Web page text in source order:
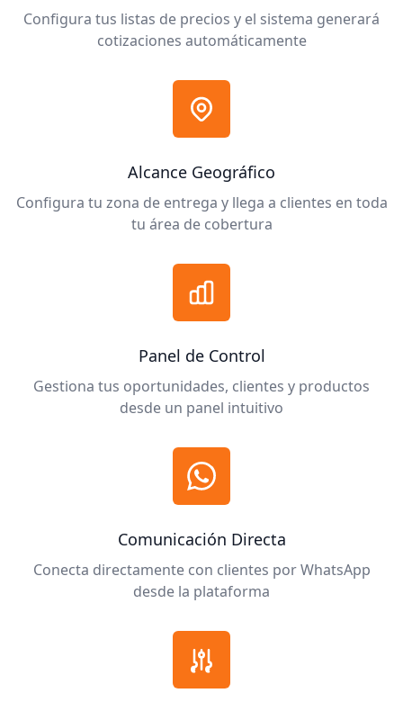
Configura tus listas de precios y el sistema generará
cotizaciones automáticamente
Alcance Geográfico
Configura tu zona de entrega y llega a clientes en toda
tu área de cobertura
Panel de Control
Gestiona tus oportunidades, clientes y productos
desde un panel intuitivo
Comunicación Directa
Conecta directamente con clientes por WhatsApp
desde la plataforma